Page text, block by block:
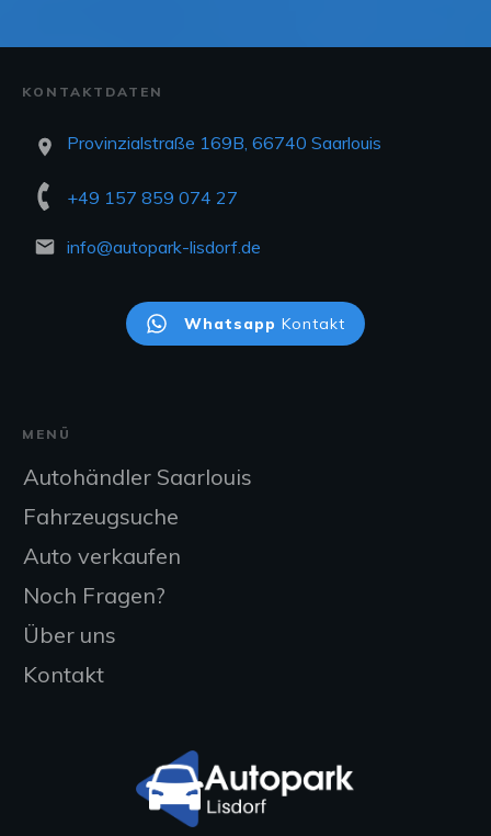
KONTAKTDATEN
Provinzialstraße 169B, 66740 Saarlouis
+49 157 859 074 27
info@autopark-lisdorf.de
Whatsapp Kontakt
MENÜ
Autohändler Saarlouis
Fahrzeugsuche
Auto verkaufen
Noch Fragen?
Über uns
Kontakt